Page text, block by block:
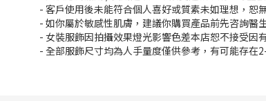
- 客戶使用後未能符合個人喜好或質素未如理想，恕
- 如你屬於敏感性肌膚，建議你購買產品前先咨詢醫
- 女裝服飾因拍攝效果燈光影響色差本店恕不接受因
- 全部服飾尺寸均為人手量度僅供參考，有可能存在